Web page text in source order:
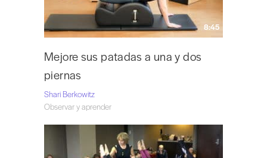
8:45
Mejore sus patadas a una y dos
piernas
Shari Berkowitz
Observar y aprender